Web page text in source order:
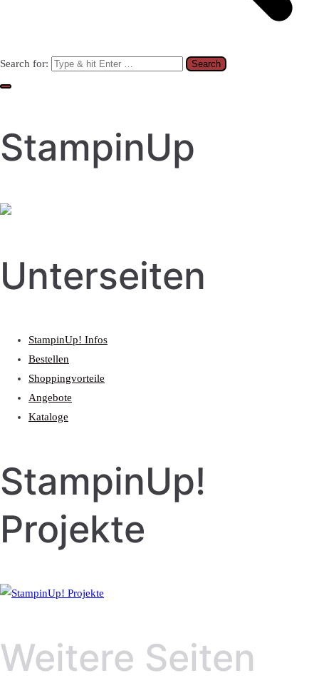
Search for:
StampinUp
Unterseiten
StampinUp! Infos
Bestellen
Shoppingvorteile
Angebote
Kataloge
StampinUp!
Projekte
Weitere Seiten